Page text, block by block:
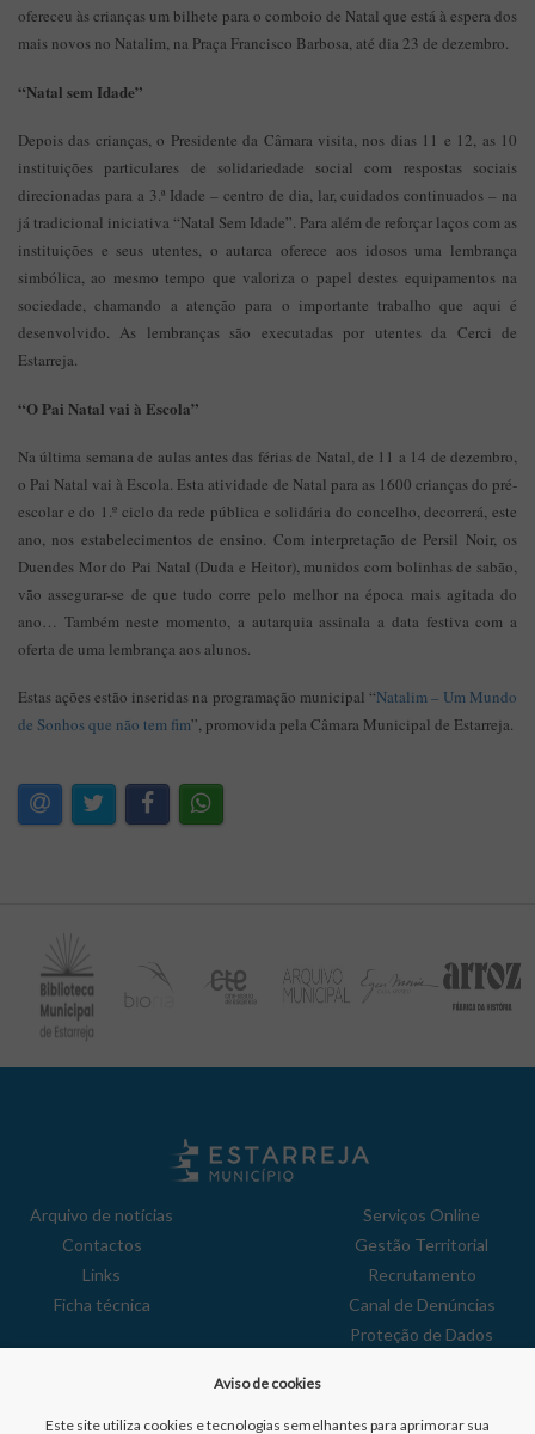
ofereceu às crianças um bilhete para o comboio de Natal que está à espera dos
mais novos no Natalim, na Praça Francisco Barbosa, até dia 23 de dezembro.
“Natal sem Idade”
Depois das crianças, o Presidente da Câmara visita, nos dias 11 e 12, as 10
instituições particulares de solidariedade social com respostas sociais
direcionadas para a 3.ª Idade – centro de dia, lar, cuidados continuados – na
já tradicional iniciativa “Natal Sem Idade”. Para além de reforçar laços com as
instituições e seus utentes, o autarca oferece aos idosos uma lembrança
simbólica, ao mesmo tempo que valoriza o papel destes equipamentos na
sociedade, chamando a atenção para o importante trabalho que aqui é
desenvolvido. As lembranças são executadas por utentes da Cerci de
Estarreja.
“O Pai Natal vai à Escola”
Na última semana de aulas antes das férias de Natal, de 11 a 14 de dezembro,
o Pai Natal vai à Escola. Esta atividade de Natal para as 1600 crianças do pré-
escolar e do 1.º ciclo da rede pública e solidária do concelho, decorrerá, este
ano, nos estabelecimentos de ensino. Com interpretação de Persil Noir, os
Duendes Mor do Pai Natal (Duda e Heitor), munidos com bolinhas de sabão,
vão assegurar-se de que tudo corre pelo melhor na época mais agitada do
ano… Também neste momento, a autarquia assinala a data festiva com a
oferta de uma lembrança aos alunos.
Estas ações estão inseridas na programação municipal “Natalim – Um Mundo
de Sonhos que não tem fim”, promovida pela Câmara Municipal de Estarreja.
Arquivo de notícias
Contactos
Links
Ficha técnica
Serviços Online
Gestão Territorial
Recrutamento
Canal de Denúncias
Proteção de Dados
Reclamações
Aviso de cookies
Este site utiliza cookies e tecnologias semelhantes para aprimorar sua